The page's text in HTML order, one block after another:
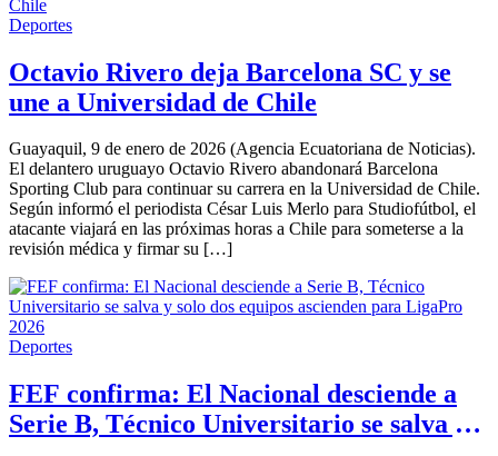
Deportes
Octavio Rivero deja Barcelona SC y se
une a Universidad de Chile
Guayaquil, 9 de enero de 2026 (Agencia Ecuatoriana de Noticias).
El delantero uruguayo Octavio Rivero abandonará Barcelona
Sporting Club para continuar su carrera en la Universidad de Chile.
Según informó el periodista César Luis Merlo para Studiofútbol, el
atacante viajará en las próximas horas a Chile para someterse a la
revisión médica y firmar su […]
Deportes
FEF confirma: El Nacional desciende a
Serie B, Técnico Universitario se salva y